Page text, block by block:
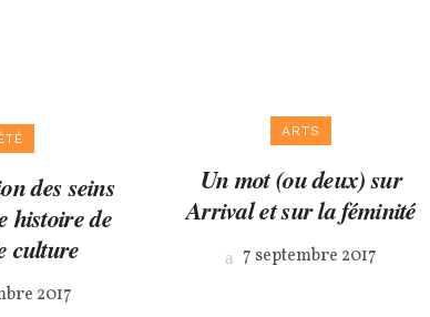
des seins
histoire de
culture
2017
ARTS
Un mot (ou deux) sur
Arrival et sur la féminité
7 septembre 2017